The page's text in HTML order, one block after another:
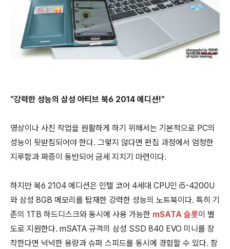
"강력한 성능의 삼성 아티브 북6 2014 에디션!"
영상이나 사진 작업을 원활하게 하기 위해서는 기본적으로 PC의
성능이 뒷받침되어야 한다. 그렇지 않다면 편집 과정에서 엄청한
지루함과 짜증이 동반되어 금세 지치기 마련이다.
하지만 북6 2104 에디션은 인텔 코어 4세대 CPU인 i5-4200U
와 삼성 8GB 메모리를 탑재한 강력한 성능의 노트북이다. 특히 기
존의 1TB 하드디스크와 동시에 사용 가능한 mSATA 슬롯이 별
도로 지원한다. mSATA 규격의 삼성 SSD 840 EVO 미니를 장
착한다면 넉넉한 용량과 슈퍼 스피드를 동시에 경험할 수 있다. 참